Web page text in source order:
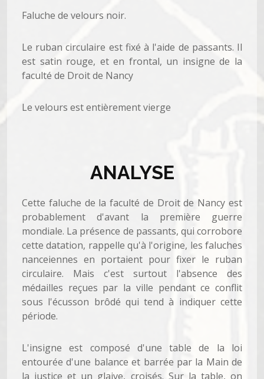
Faluche de velours noir.
Le ruban circulaire est fixé à l'aide de passants. Il
est satin rouge, et en frontal, un insigne de la
faculté de Droit de Nancy
Le velours est entièrement vierge
ANALYSE
Cette faluche de la faculté de Droit de Nancy est
probablement d'avant la première guerre
mondiale. La présence de passants, qui corrobore
cette datation, rappelle qu'à l'origine, les faluches
nanceiennes en portaient pour fixer le ruban
circulaire. Mais c'est surtout l'absence des
médailles reçues par la ville pendant ce conflit
sous l'écusson brôdé qui tend à indiquer cette
période.
L'insigne est composé d'une table de la loi
entourée d'une balance et barrée par la Main de
la justice et un glaive, croisés. Sur la table, on